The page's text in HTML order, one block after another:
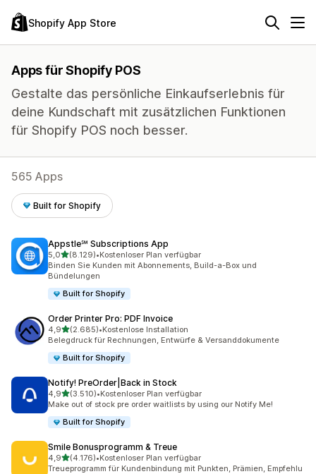
Shopify App Store
Apps für Shopify POS
Gestalte das persönliche Einkaufserlebnis für
deine Kundschaft mit zusätzlichen Funktionen
für Shopify POS noch besser.
565 Apps
Built for Shopify
Appstle℠ Subscriptions App
5,0von 5 Sternen
(8.129)
8129 Rezensionen insgesamt
•Kostenloser Plan verfügbar
Binden Sie Kunden mit Abonnements, Build-a-Box und
Bündelungen
Built for Shopify
Order Printer Pro: PDF Invoice
4,9von 5 Sternen
(2.685)
2685 Rezensionen insgesamt
•Kostenlose Installation
Belegdruck für Rechnungen, Entwürfe & Versanddokumente
Built for Shopify
Notify! PreOrder|Back in Stock
4,9von 5 Sternen
(3.510)
3510 Rezensionen insgesamt
•Kostenloser Plan verfügbar
Make out of stock pre order waitlists by using our Notify Me!
Built for Shopify
Smile Bonusprogramm & Treue
4,9von 5 Sternen
(4.176)
4176 Rezensionen insgesamt
•Kostenloser Plan verfügbar
Treueprogramm für Kundenbindung mit Punkten, Prämien, Empfehlu